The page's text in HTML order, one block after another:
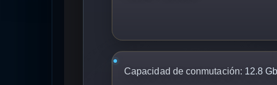
Capacidad de conmutación: 12.8